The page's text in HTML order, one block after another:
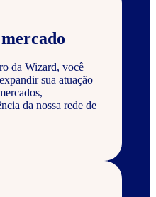
da Wizard, você
sua atuação
da nossa rede de